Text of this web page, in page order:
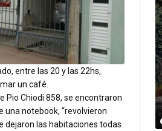
entre las 20 y las 22hs,
un café.
Pio Chiodi 858, se encontraron
notebook, “revolvieron
dejaron las habitaciones todas